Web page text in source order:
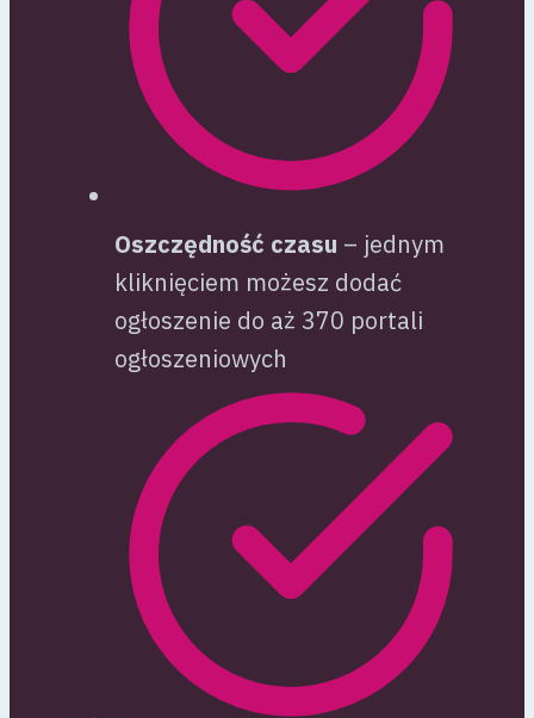
Oszczędność czasu – jednym
kliknięciem możesz dodać
ogłoszenie do aż 370 portali
ogłoszeniowych